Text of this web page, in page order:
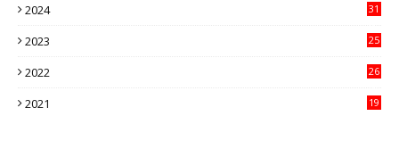
2024
31
2023
25
2022
26
2021
19